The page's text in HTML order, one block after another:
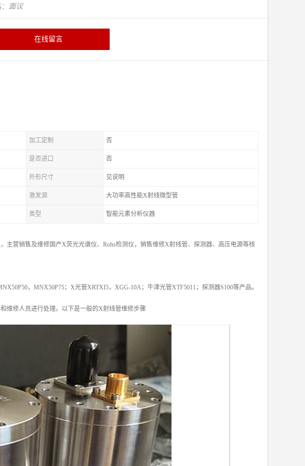
面议
在线留言
加工定制 否
是否进口 否
外形尺寸 见说明
激发源 大功率高性能X射线微型管
类型 智能元素分析仪器
营销售及维修国产X荧光光谱仪、Rohs检测仪，销售维修X射线管、探测器、高压电源等核
，MNX50P75；X光管XRTXI5，XGG-10A；牛津光管XTF5011；探测器S100等产品。
维修人员进行处理。以下是一般的X射线管维修步骤